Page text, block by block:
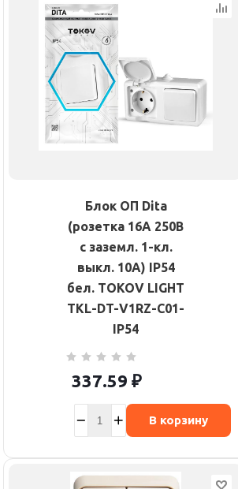
Блок ОП Dita
(розетка 16А 250В
с заземл. 1-кл.
выкл. 10А) IP54
бел. TOKOV LIGHT
TKL-DT-V1RZ-C01-
IP54
337.59 ₽
В корзину